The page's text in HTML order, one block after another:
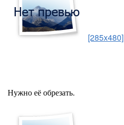
[285x480]
Нужно её обрезать.